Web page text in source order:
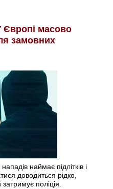
Європі масово
замовних
наймає підлітків і
доводиться рідко,
поліція.